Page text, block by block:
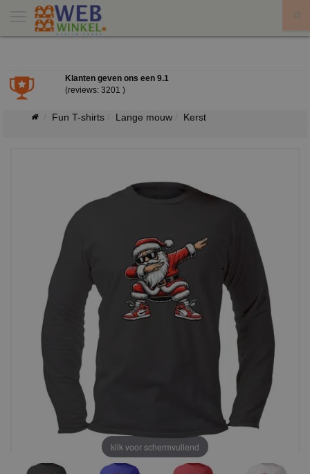
Klanten geven ons een 9.1
(reviews: 3201 )
Fun T-shirts Lange mouw Kerst
klik voor schermvullend